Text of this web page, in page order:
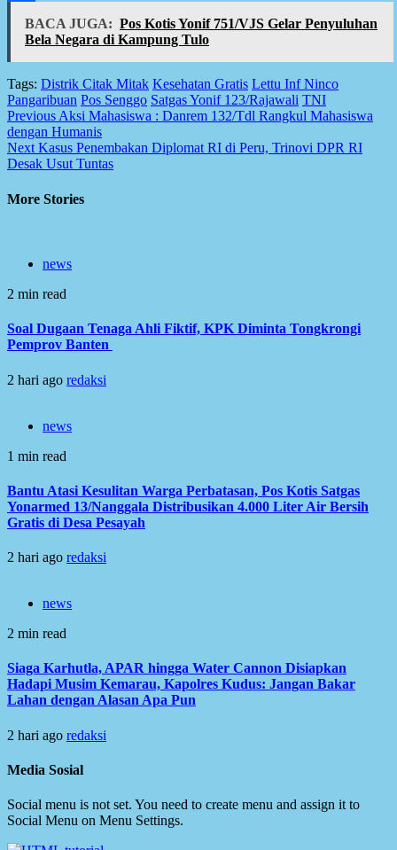
Share
BACA JUGA: Pos Kotis Yonif 751/VJS Gelar Penyuluhan
Bela Negara di Kampung Tulo
Tags: Distrik Citak Mitak Kesehatan Gratis Lettu Inf Ninco
Pangaribuan Pos Senggo Satgas Yonif 123/Rajawali TNI
Post
navigation
PreviousAksi Mahasiswa : Danrem 132/Tdl Rangkul Mahasiswa
dengan Humanis
NextKasus Penembakan Diplomat RI di Peru, Trinovi DPR RI
Desak Usut Tuntas
More Stories
news
2 min read
Soal Dugaan Tenaga Ahli Fiktif, KPK Diminta Tongkrongi
Pemprov Banten
2 hari ago redaksi
news
1 min read
Bantu Atasi Kesulitan Warga Perbatasan, Pos Kotis Satgas
Yonarmed 13/Nanggala Distribusikan 4.000 Liter Air Bersih
Gratis di Desa Pesayah
2 hari ago redaksi
news
2 min read
Siaga Karhutla, APAR hingga Water Cannon Disiapkan
Hadapi Musim Kemarau, Kapolres Kudus: Jangan Bakar
Lahan dengan Alasan Apa Pun
2 hari ago redaksi
Media Sosial
Social menu is not set. You need to create menu and assign it to
Social Menu on Menu Settings.